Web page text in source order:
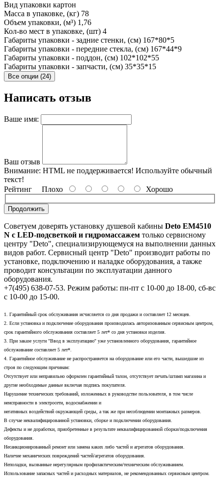
Вид упаковки картон
Масса в упаковке, (кг) 78
Объем упаковки, (м³) 1,76
Кол-во мест в упаковке, (шт) 4
Габариты упаковки - задние стенки, (см) 167*80*5
Габариты упаковки - передние стекла, (см) 167*44*9
Габариты упаковки - поддон, (см) 102*102*55
Габариты упаковки - запчасти, (см) 35*35*15
Все опции (24)
Написать отзыв
Ваше имя:
Ваш отзыв
Внимание: HTML не поддерживается! Используйте обычный
текст!
Рейтинг Плохо Хорошо
Продолжить
Советуем доверять установку душевой кабины Deto EM4510
N с LED-подсветкой и гидромассажем только сервисному
центру "Deto", специализирующемуся на выполнении данных
видов работ. Сервисный центр "Deto" производит работы по
установке, подключению и наладке оборудования, а также
проводит консультации по эксплуатации данного
оборудования.
+7(495) 638-07-53. Режим работы: пн-пт с 10-00 до 18-00, сб-вс
с 10-00 до 15-00.
1. Гарантийный срок обслуживания исчисляется со дня продажи и составляет 12 месяцев.
2. Если установка и подключение оборудования производилась авторизованным сервисным центром,
срок гарантийного обслуживания составляет 5 лет* со дня установки изделия.
3. При заказе услуги "Ввод в эксплуатацию" уже установленного оборудования, гарантийное
обслуживание составляет 5 лет*.
4. Гарантийное обслуживание не распространяется на оборудование или его части, вышедшие из
строя по следующим причинам:
Отсутствует или неправильно оформлен гарантийный талон, отсутствует печать/штамп магазина и
другие необходимые данные включая подпись покупателя.
Нарушение технических требований, изложенных в руководстве пользователя, в том числе
неисправности в электросети, водоснабжении и
негативных воздействий окружающей среды, а так же при несоблюдении монтажных размеров.
В случае неквалифицированной установки, сборке и подключении оборудования.
Дефекты и не доработки, приобретенные в результате неквалифицированной сборки/подключения
оборудования.
Несанкционированный ремонт или замена каких либо частей и агрегатов оборудования.
Наличие механических повреждений частей/агрегатов оборудования.
Неполадки, вызванные нерегулярным профилактическим/техническим обслуживанием.
Использование запасных частей и расходных материалов, не рекомендованных сервисным центром.